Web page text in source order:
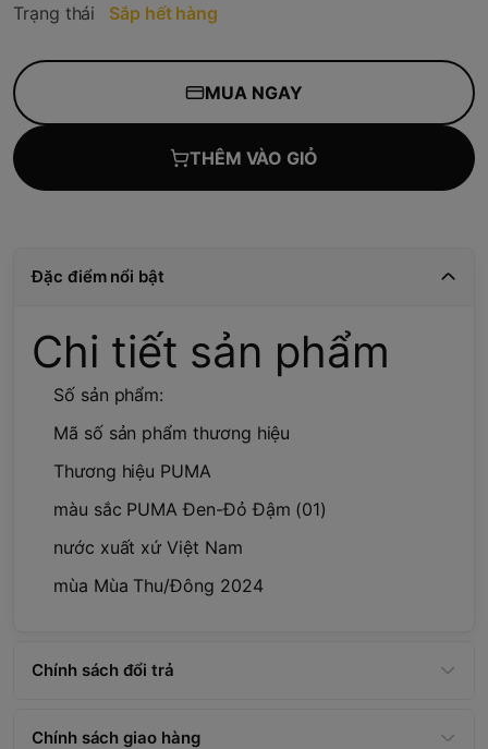
Trạng thái Sắp hết hàng
MUA NGAY
THÊM VÀO GIỎ
Đặc điểm nổi bật
Chi tiết sản phẩm
Số sản phẩm:
Mã số sản phẩm thương hiệu
Thương hiệu PUMA
màu sắc PUMA Đen-Đỏ Đậm (01)
nước xuất xứ Việt Nam
mùa Mùa Thu/Đông 2024
Chính sách đổi trả
Chính sách giao hàng